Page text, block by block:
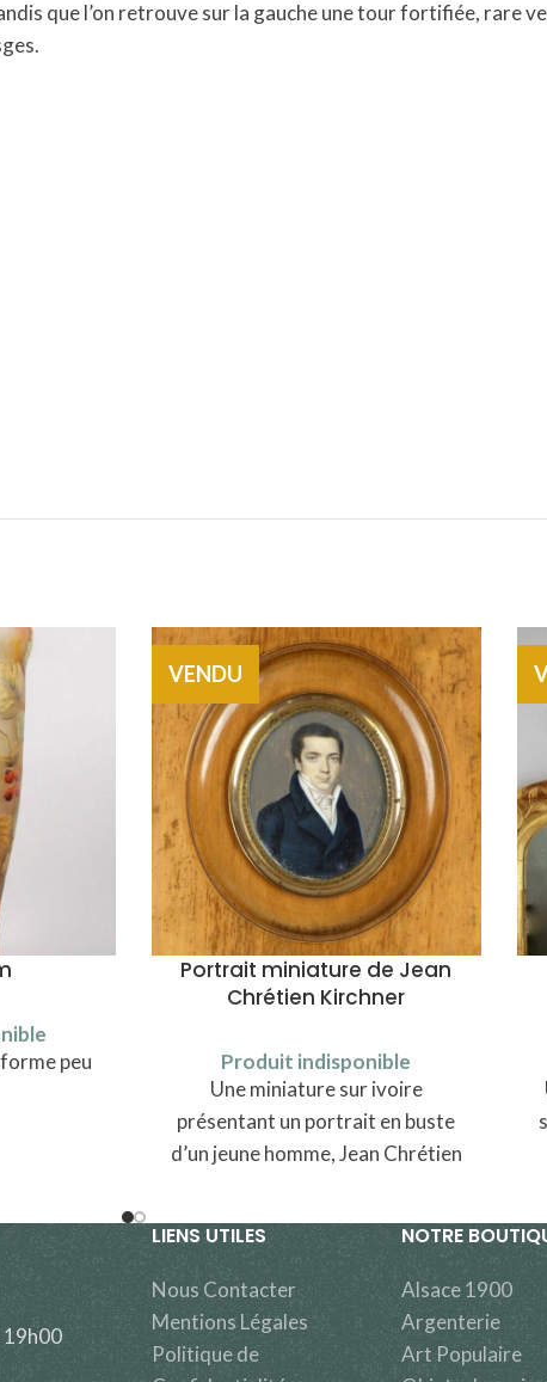
que l’on retrouve sur la gauche une tour fortifiée, rare
peu
VENDU
Portrait miniature de Jean
Chrétien Kirchner
Produit indisponible
Une miniature sur ivoire
présentant un portrait en buste
d’un jeune homme, Jean Chrétien
19h00
LIENS UTILES
Nous Contacter
Mentions Légales
Politique de
NOTRE
Alsace 1900
Argenterie
Art Populaire